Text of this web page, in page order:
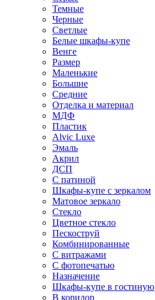
Темные
Черные
Светлые
Белые шкафы-купе
Венге
Размер
Маленькие
Большие
Средние
Отделка и материал
МДФ
Пластик
Alvic Luxe
Эмаль
Акрил
ДСП
С патиной
Шкафы-купе с зеркалом
Матовое зеркало
Стекло
Цветное стекло
Пескоструй
Комбинированные
С витражами
С фотопечатью
Назначение
Шкафы-купе в гостиную
В коридор